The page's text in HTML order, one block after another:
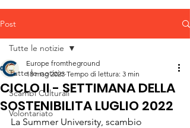
Post
Tutte le notizie
Scambi Culturali
Volontariato
Tutte le notizie
CICLO II - SETTIMANA DELLA
SOSTENIBILITA LUGLIO 2022
Europe fromtheground
18 mag 2023 Tempo di lettura: 3 min
La Summer University, scambio